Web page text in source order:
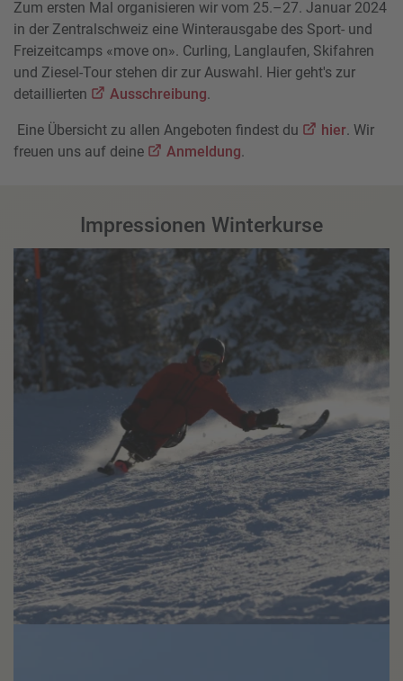
Zum ersten Mal organisieren wir vom 25.–27. Januar 2024
in der Zentralschweiz eine Winterausgabe des Sport- und
Freizeitcamps «move on». Curling, Langlaufen, Skifahren
und Ziesel-Tour stehen dir zur Auswahl. Hier geht's zur
detaillierten
Ausschreibung.
Eine Übersicht zu allen Angeboten findest du hier. Wir
freuen uns auf deine
Anmeldung.
Impressionen Winterkurse